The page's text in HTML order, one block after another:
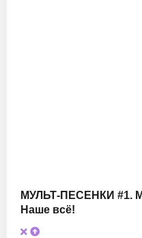
МУЛЬТ-ПЕСЕНКИ #1.
Наше всё!